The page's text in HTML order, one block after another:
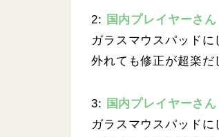
2: 国内プレイヤーさん
ガラスマウスパッド
外れても修正が超楽だ
3: 国内プレイヤーさん
ガラスマウスパッド